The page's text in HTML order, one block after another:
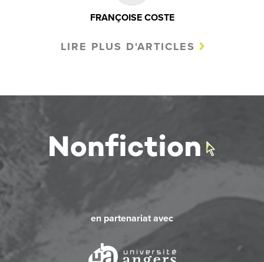
FRANÇOISE COSTE
LIRE PLUS D'ARTICLES
en partenariat avec